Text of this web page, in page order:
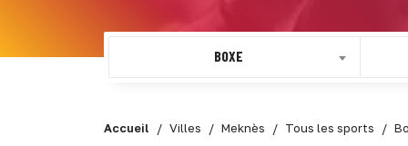
BOXE
Accueil Villes Meknès Tous les sports